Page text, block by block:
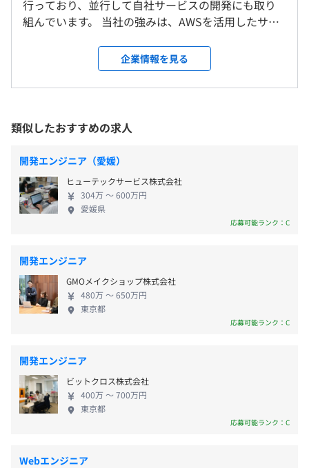
ム検索して地図上に表示できるスマホアプリを含むシステ
ムの開発を行いました。
AWSサービス: Lambda
■ レシピ献立提案システム開発
味して1週間の献立を機械学習を用いて選出し、各献立の
材料・作り方などのレシピ情報を閲覧できるアプリを含む
システムの開発を行いました。
AWSサービス: Amplify, Fargate, Athena, ElasticSearch
言語: Python, Node.js
FW:Django, Vue.js, Bootstrap Vue
DB:MySQL
AWSクラウド上に送信し、管理画面から状況確認できる
システム開発を行いました。
AWSサービス: Amplify, AWS IoT, SE
言語: Python, Node.js
就業場所の変更範囲
＜雇入時＞
会社の定める場所（テレワークを行う場所を含む）
従業員に対する受動喫煙対策：あり
JR大阪駅より徒歩10分
休憩時間：休憩60分 ※昼食時間は業務の都合により各々
の自主性に任せています
平均残業時間：平均20時間/月（個々のスキルによって変
- 夏季特別休暇（4日間）
- 冬季特別休暇（3~4日間）
- 有給休暇
※ 業務に支障がない限り理由不問
- 産休育休
在宅勤務手当: 5,000円
業績連動決算賞与：年2回
行っており、並行して自社サービスの開発にも取り
組んでいます。 当社の強みは、AWSを活用したサー
あります。Lambda、API Gateway、DynamoDBな
どを中心に、フルマネージドな構成でインフラの運
用負荷を最小限に抑え、少人数でも高い生産性を維
技術領域を本格的に業務へ適用している企業はまだ
少なく、早期からの継続的な導入によって得られた
知見は大きな技術的優位性となっています。 受託案
件では、IoT連携アプリケーションや飲食・レシピ系
のWebサービス、業務支援システムなど、要件定義
から設計・開発・運用まで一貫して対応しています。
全案件が100％社内開発であり、設計・技術選定の裁
社サービスとしては旅行関連のWebアプリを開発中
で、AIによるレコメンド機能やサーバーレス構成を活
かした柔軟なスケーラビリティを重視した設計を採
用しています。受託と自社開発を両輪に、技術力を高
めながら事業を展開しているフェーズです。 組織方
集中できる環境づくりを重視しています。時間ではな
く成果でエンジニアの価値を評価する文化が根づい
ており、裁量労働制・副業可・技術支援制度など、働
き方の自由度も高いことが特徴です。
企業情報を見る
類似したおすすめの求人
開発エンジニア（愛媛）
ヒューテックサービス株式会社
304万 〜 600万円
愛媛県
応募可能ランク：C
開発エンジニア
GMOメイクショップ株式会社
480万 〜 650万円
東京都
応募可能ランク：C
開発エンジニア
ビットクロス株式会社
400万 〜 700万円
東京都
応募可能ランク：C
Webエンジニア